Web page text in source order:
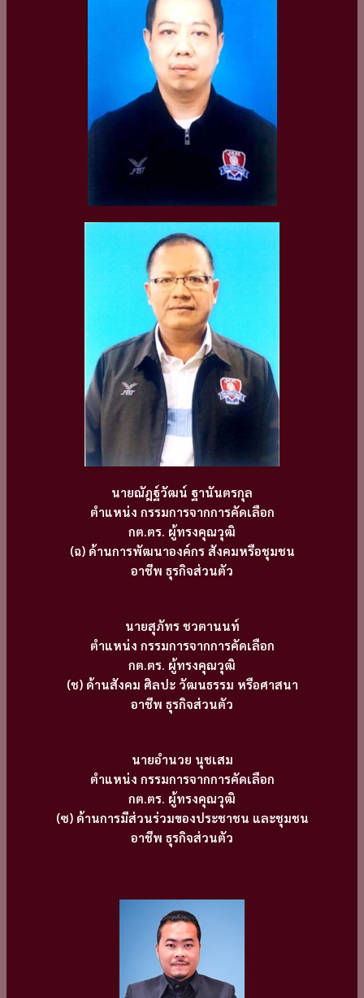
นายณัฎฐ์วัฒน์ ฐานันตรกุล
ตำแหน่ง กรรมการจากการคัดเลือก
กต.ตร. ผู้ทรงคุณวุฒิ
(ฉ) ด้านการพัฒนาองค์กร สังคมหรือชุมชน
อาชีพ ธุรกิจส่วนตัว
นายสุภัทร ชวตานนท์
ตำแหน่ง กรรมการจากการคัดเลือก
กต.ตร. ผู้ทรงคุณวุฒิ
(ช) ด้านสังคม ศิลปะ วัฒนธรรม หรือศาสนา
อาชีพ ธุรกิจส่วนตัว
นายอำนวย นุชเสม
ตำแหน่ง กรรมการจากการคัดเลือก
กต.ตร. ผู้ทรงคุณวุฒิ
(ซ) ด้านการมีส่วนร่วมของประชาชน และชุมชน
อาชีพ ธุรกิจส่วนตัว